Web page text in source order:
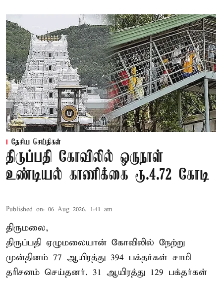
தேசிய செய்திகள்
திருப்பதி கோவிலில் ஒருநாள்
உண்டியல் காணிக்கை ரூ.4.72 கோடி
Published on: 06 Aug 2026, 1:41 am
திருமலை,
திருப்பதி ஏழுமலையான் கோவிலில் நேற்று
முன்தினம் 77 ஆயிரத்து 394 பக்தர்கள் சாமி
தரிசனம் செய்தனர். 31 ஆயிரத்து 129 பக்தர்கள்